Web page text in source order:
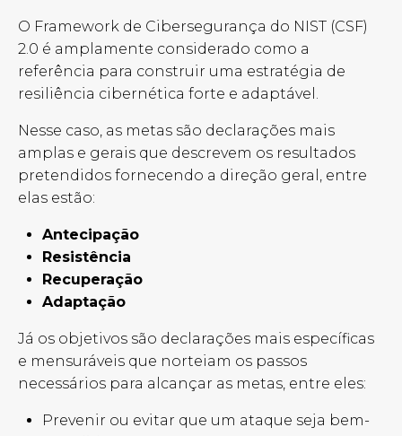
O Framework de Cibersegurança do NIST (CSF)
2.0 é amplamente considerado como a
referência para construir uma estratégia de
resiliência cibernética forte e adaptável.
Nesse caso, as metas são declarações mais
amplas e gerais que descrevem os resultados
pretendidos fornecendo a direção geral, entre
elas estão:
Antecipação
Resistência
Recuperação
Adaptação
Já os objetivos são declarações mais específicas
e mensuráveis que norteiam os passos
necessários para alcançar as metas, entre eles:
Prevenir ou evitar que um ataque seja bem-